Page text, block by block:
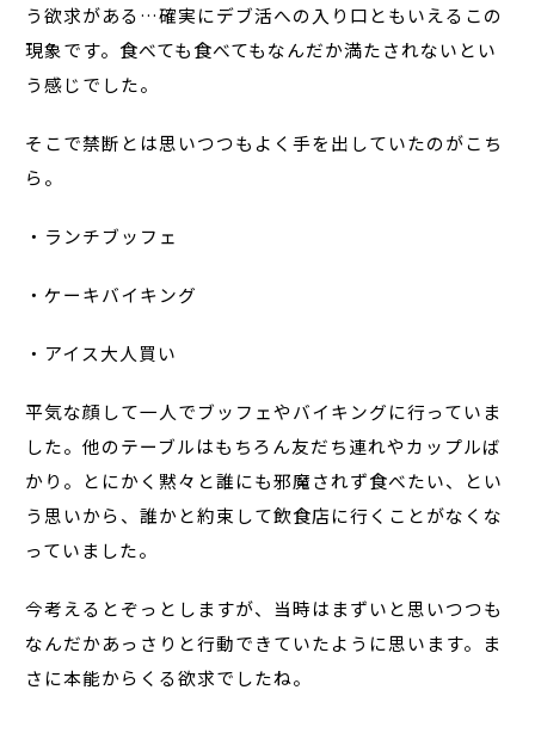
う欲求がある…確実にデブ活への入り口ともいえるこの
現象です。食べても食べてもなんだか満たされないとい
う感じでした。
そこで禁断とは思いつつもよく手を出していたのがこち
ら。
・ランチブッフェ
・ケーキバイキング
・アイス大人買い
平気な顔して一人でブッフェやバイキングに行っていま
した。他のテーブルはもちろん友だち連れやカップルば
かり。とにかく黙々と誰にも邪魔されず食べたい、とい
う思いから、誰かと約束して飲食店に行くことがなくな
っていました。
今考えるとぞっとしますが、当時はまずいと思いつつも
なんだかあっさりと行動できていたように思います。ま
さに本能からくる欲求でしたね。